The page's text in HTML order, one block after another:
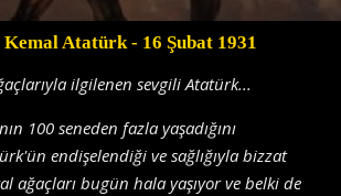
Kemal Atatürk- 16 Şubat 1931
ilgilenen sevgili Atatürk...
100 seneden fazla yaşadığını
endişelendiği ve sağlığıyla bizzat
ağaçları bugün hala yaşıyor ve belki de